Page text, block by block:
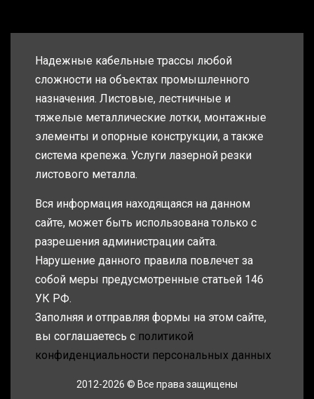
Надежные кабельные трассы любой
сложности на объектах промышленного
назначения. Листовые, лестничные и
тяжелые металлические лотки, монтажные
элементы и опорные конструкции, а также
система крепежа. Услуги лазерной резки
листового металла.
Вся информация находящаяся на данном
сайте, может быть использована только с
разрешения администрации сайта.
Нарушение данного правила повлечет за
собой меры предусмотренные статьей 146
УК РФ.
Заполняя и отправляя формы на этом сайте,
вы соглашаетесь с политикой
конфиденциальности персональных данных
2012-2026 © Все права защищены